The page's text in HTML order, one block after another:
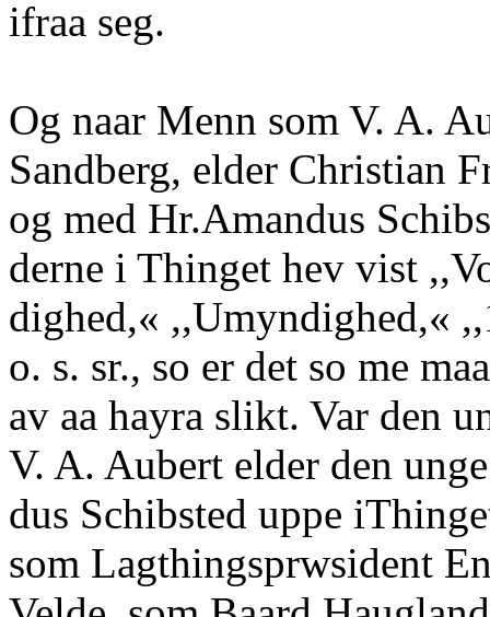
ifraa seg.
Og naar Menn som V. A.
Sandberg, elder Christian
og med Hr.Amandus
derne i Thinget hev vist
dighed,« ,,Umyndighed,«
o. s. sr., so er det so me
av aa hayra slikt. Var den
V. A. Aubert elder den
dus Schibsted uppe
som Lagthingsprwsident